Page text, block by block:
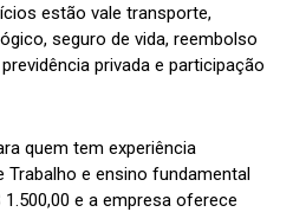
estão vale transporte,
seguro de vida, reembolso
privada e participação
quem tem experiência
Trabalho e ensino fundamental
e a empresa oferece